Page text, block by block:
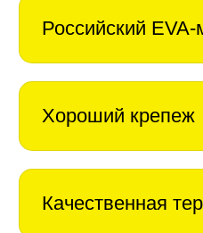
Российский
Хороший крепеж
Качественная